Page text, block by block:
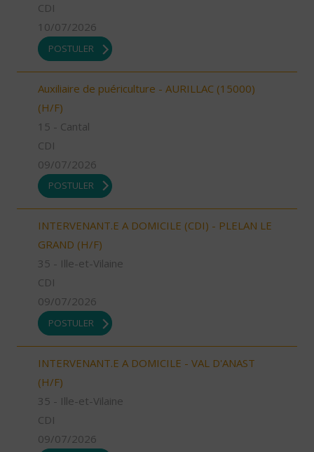
CDI
10/07/2026
POSTULER
Auxiliaire de puériculture - AURILLAC (15000)
(H/F)
15 - Cantal
CDI
09/07/2026
POSTULER
INTERVENANT.E A DOMICILE (CDI) - PLELAN LE
GRAND (H/F)
35 - Ille-et-Vilaine
CDI
09/07/2026
POSTULER
INTERVENANT.E A DOMICILE - VAL D'ANAST
(H/F)
35 - Ille-et-Vilaine
CDI
09/07/2026